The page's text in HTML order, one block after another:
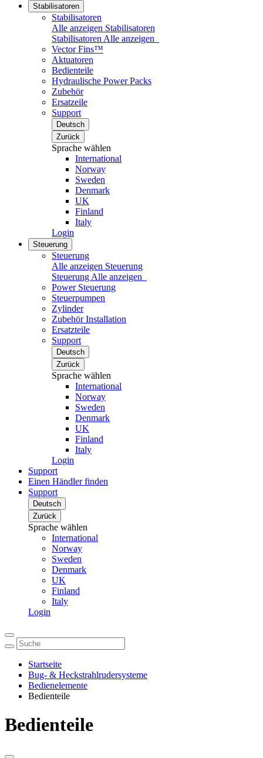
Stabilisatoren
Stabilisatoren
Alle anzeigen Stabilisatoren
Stabilisatoren Alle anzeigen
Vector Fins™
Aktuatoren
Bedienteile
Hydraulische Power Packs
Zubehör
Ersatzeile
Support
Deutsch
Zurück
Sprache wählen
International
Norway
Sweden
Denmark
UK
Finland
Italy
Login
Steuerung
Steuerung
Alle anzeigen Steuerung
Steuerung Alle anzeigen
Power Steuerung
Steuerpumpen
Zylinder
Zubehör Installation
Ersatzteile
Support
Deutsch
Zurück
Sprache wählen
International
Norway
Sweden
Denmark
UK
Finland
Italy
Login
Support
Einen Händler finden
Support
Deutsch
Zurück
Sprache wählen
International
Norway
Sweden
Denmark
UK
Finland
Italy
Login
Startseite
Bug- & Heckstrahlrudersysteme
Bedienelemente
Bedienteile
Bedienteile